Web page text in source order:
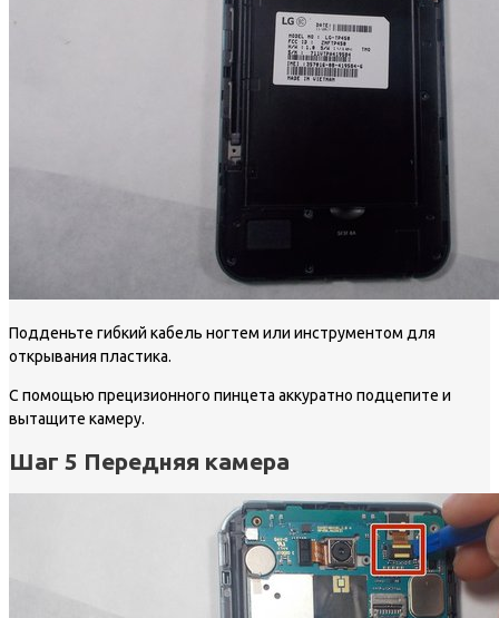
Подденьте гибкий кабель ногтем или инструментом для
открывания пластика.
С помощью прецизионного пинцета аккуратно подцепите и
вытащите камеру.
Шаг 5 Передняя камера